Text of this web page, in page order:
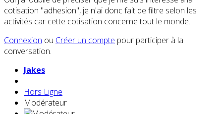
cotisation "adhesion", je n'ai donc fait de filtre selon les
activités car cette cotisation concerne tout le monde.
Connexion ou Créer un compte pour participer à la
conversation.
Jakes
Hors Ligne
Modérateur